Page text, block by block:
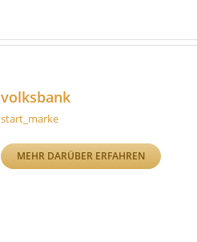
volksbank
start_marke
MEHR DARÜBER ERFAHREN